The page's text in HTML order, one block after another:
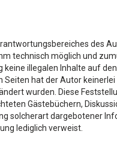
des
technisch möglich und
illegalen Inhalte auf
hat der Autor
wurden. Diese
Gästebüchern,
solcherart dargebotener
lediglich verweist.